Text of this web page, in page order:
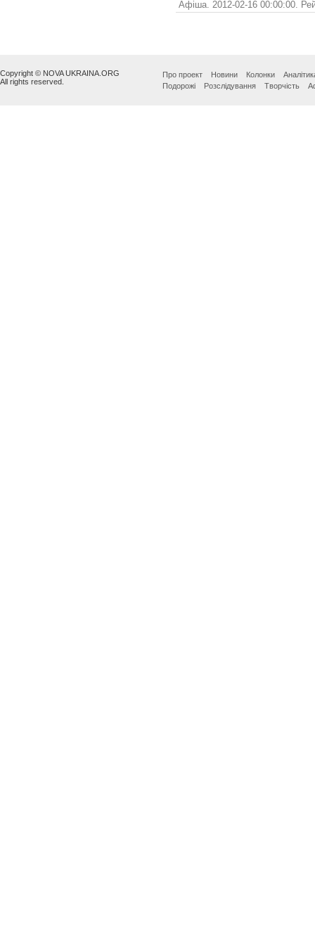
Афіша. 2012-02-16 00:00:00.
Copyright © NOVA UKRAINA.ORG
All rights reserved.
Про проект Новини Колонки
Подорожі
Розслідування Творчість